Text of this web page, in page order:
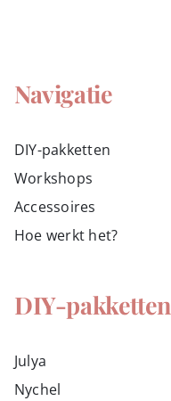
Navigatie
DIY-pakketten
Workshops
Accessoires
Hoe werkt het?
DIY-pakketten
Julya
Nychel